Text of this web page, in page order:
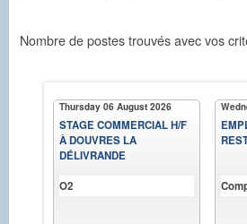
Nombre de postes trouvés avec vos
Thursday 06 August 2026
STAGE COMMERCIAL H/F
À DOUVRES LA
DÉLIVRANDE
O2